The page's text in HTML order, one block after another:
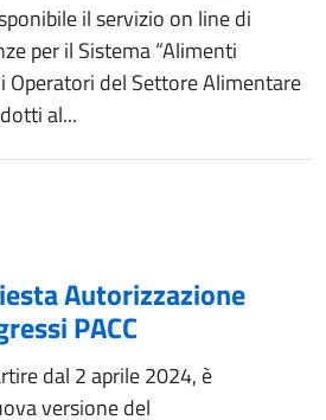
il servizio on line di
per il Sistema “Alimenti
Operatori del Settore Alimentare
al...
Autorizzazione
PACC
dal 2 aprile 2024, è
versione del